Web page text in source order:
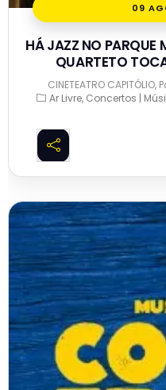
09
HÁ JAZZ NO PARQUE
QUARTETO
CINETEATRO
Ar Livre Concertos |